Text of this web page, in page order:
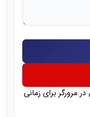
مرورگر برای زمانی